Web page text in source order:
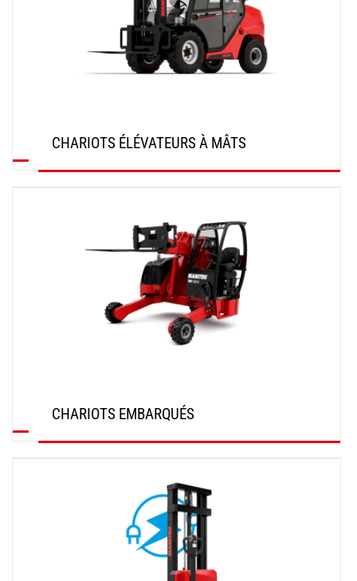
CHARIOTS ÉLÉVATEURS À MÂTS
CHARIOTS EMBARQUÉS